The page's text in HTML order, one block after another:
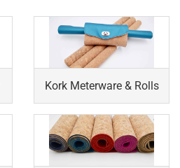
Kork Meterware & Rolls